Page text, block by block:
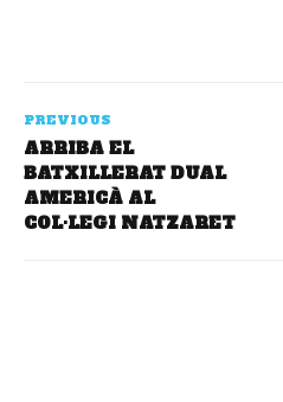
PREVIOUS
ARRIBA EL
BATXILLERAT DUAL
AMERICÀ AL
COL·LEGI NATZARET